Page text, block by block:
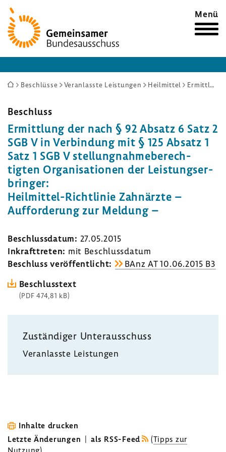
Zur
Startseite
Menü
Sie
hier:
Beschlüsse Veranlasste Leistungen Heilmittel Ermittlung der nach § 92 Absatz 6 Satz 2 SGB V in Verbindung mit § 125 Absatz 1 Satz 1 SGB V stellungnahmeberechtigten Organisationen der Leistungserbringer: Heilmittel-Richtlinie Zahnärzte – Aufforderung zur Meldung –
Beschluss
Ermitt­lung der nach § 92 Absatz 6 Satz 2
SGB V in Verbin­dung mit § 125 Absatz 1
Satz 1 SGB V stel­lung­nah­me­be­rech­
tigten Orga­ni­sa­tionen der Leis­tungs­er­
bringer:
Heilmittel-​Richtlinie Zahn­ärzte –
Auffor­de­rung zur Meldung –
Beschluss­datum: 27.05.2015
Inkraft­treten: mit Beschluss­datum
Beschluss veröf­fent­licht:
BAnz AT 10.06.2015 B3
Beschluss­text
(PDF 474,81 kB)
Zustän­diger Unter­aus­schuss
Veran­lasste Leis­tungen
Inhalte drucken
Letzte Änderungen | als RSS-Feed (Tipps zur
Nutzung)